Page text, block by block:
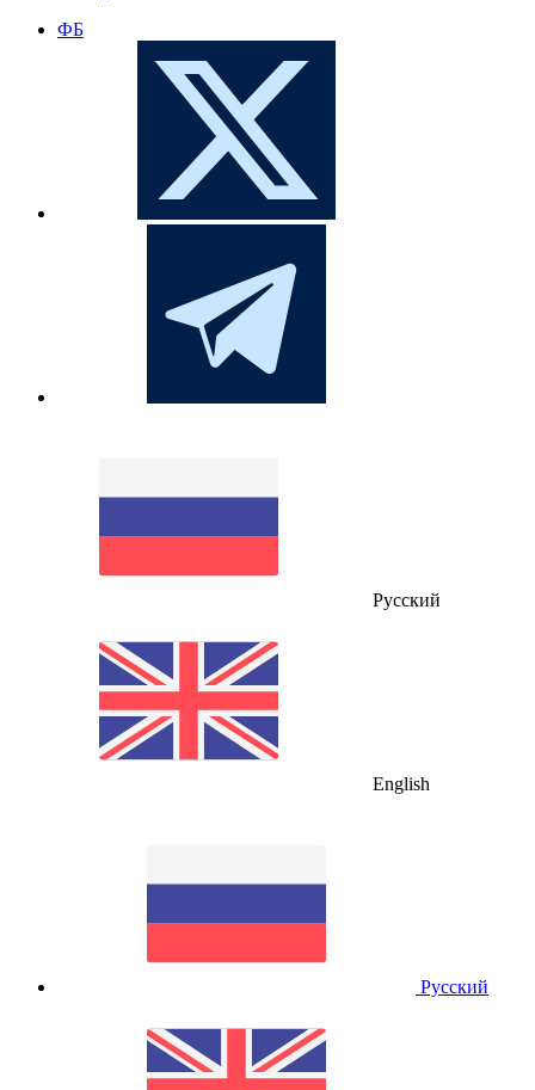
ФБ
Русский
English
Русский